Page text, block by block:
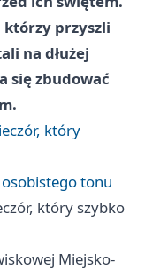
którzy przyszli
na dłużej
się zbudować
który
tonu
który szybko
Miejsko-